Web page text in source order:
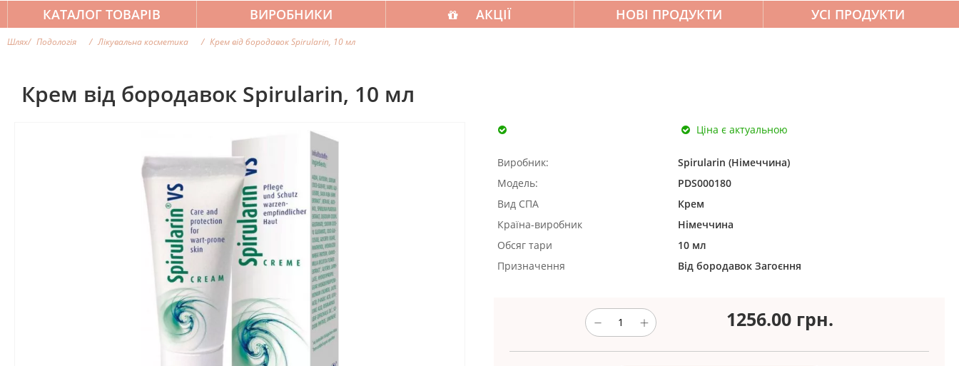
КАТАЛОГ ТОВАРІВ ВИРОБНИКИ АКЦІЇ НОВІ ПРОДУКТИ УСІ ПРОДУКТИ
Шлях Подологія Лікувальна косметика Крем від бородавок Spirularin, 10 мл
Крем від бородавок Spirularin, 10 мл
Ціна є актуальною
Виробник:
Spirularin (Німеччина)
Модель:
PDS000180
Вид СПА
Крем
Країна-виробник
Німеччина
Обсяг тари
10 мл
Призначення
Від бородавок Загоєння
1256.00 грн.